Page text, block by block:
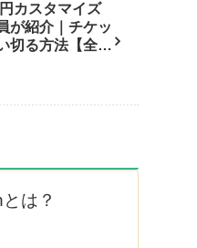
カスタマイズ
が紹介｜チケッ
切る方法【全25
は？